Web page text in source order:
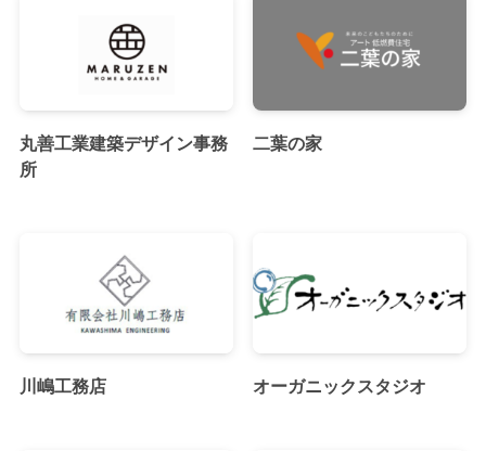
丸善工業建築デザイン事務
所
二葉の家
川嶋工務店 オーガニックスタジオ